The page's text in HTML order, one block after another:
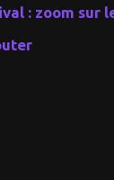
: zoom sur